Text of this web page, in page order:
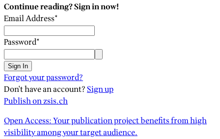
Continue reading? Sign in now!
Email Address*
Password*
Sign In
Forgot your password?
Don't have an account?Sign up
Publish on zsis.ch
Open Access: Your publication project benefits from high
visibility among your target audience.